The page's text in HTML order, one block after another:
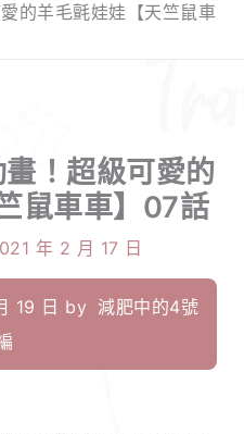
的羊毛氈娃娃【天竺鼠車
！超級可愛的
鼠車車】07話
年 2 月 17 日
19 日 by 減肥中的4號